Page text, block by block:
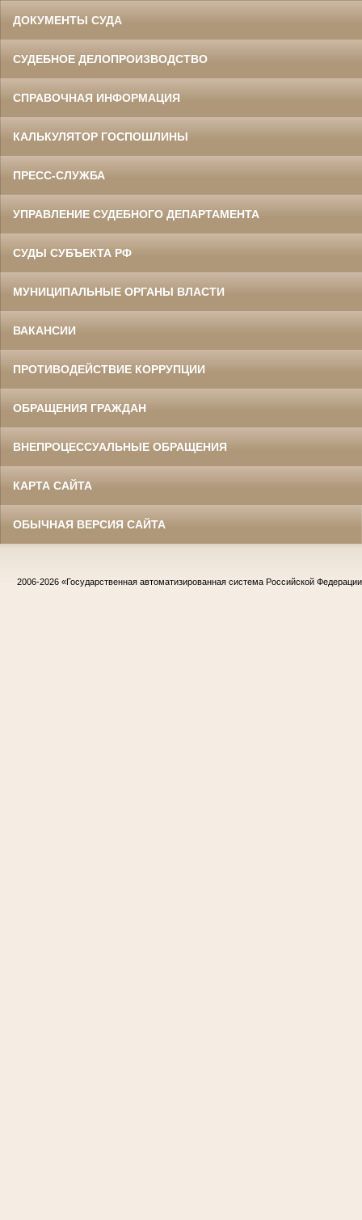
ДОКУМЕНТЫ СУДА
СУДЕБНОЕ ДЕЛОПРОИЗВОДСТВО
СПРАВОЧНАЯ ИНФОРМАЦИЯ
КАЛЬКУЛЯТОР ГОСПОШЛИНЫ
ПРЕСС-СЛУЖБА
УПРАВЛЕНИЕ СУДЕБНОГО ДЕПАРТАМЕНТА
СУДЫ СУБЪЕКТА РФ
МУНИЦИПАЛЬНЫЕ ОРГАНЫ ВЛАСТИ
ВАКАНСИИ
ПРОТИВОДЕЙСТВИЕ КОРРУПЦИИ
ОБРАЩЕНИЯ ГРАЖДАН
ВНЕПРОЦЕССУАЛЬНЫЕ ОБРАЩЕНИЯ
КАРТА САЙТА
ОБЫЧНАЯ ВЕРСИЯ САЙТА
2006-2026 «Государственная автоматизированная система Российской